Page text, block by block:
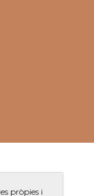
pròpies i